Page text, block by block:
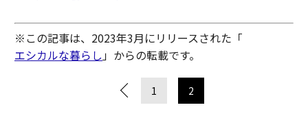
※この記事は、2023年3月にリリースされた「
エシカルな暮らし 」からの転載です。
1 2